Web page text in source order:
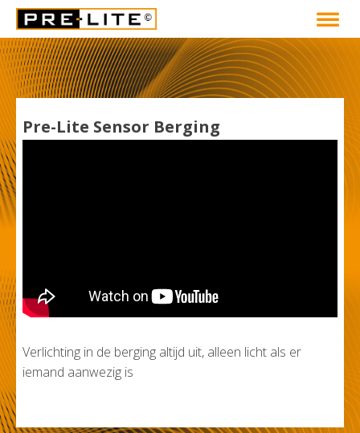
Pre-Lite Sensor Berging
Verlichting in de berging altijd uit, alleen licht als er
iemand aanwezig is